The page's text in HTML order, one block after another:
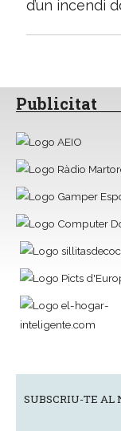
d’un incendi
Publicitat
SUBSCRIU-TE AL